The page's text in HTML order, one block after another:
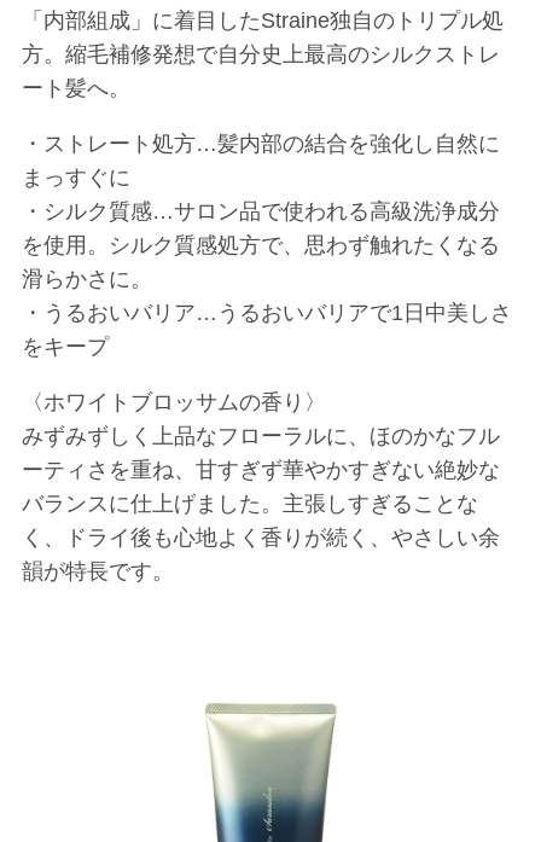
「内部組成」に着目したStraine独自のトリプル処
方。縮毛補修発想で自分史上最高のシルクストレ
ート髪へ。
・ストレート処方…髪内部の結合を強化し自然に
まっすぐに
・シルク質感…サロン品で使われる高級洗浄成分
を使用。シルク質感処方で、思わず触れたくなる
滑らかさに。
・うるおいバリア…うるおいバリアで1日中美しさ
をキープ
〈ホワイトブロッサムの香り〉
みずみずしく上品なフローラルに、ほのかなフル
ーティさを重ね、甘すぎず華やかすぎない絶妙な
バランスに仕上げました。主張しすぎることな
く、ドライ後も心地よく香りが続く、やさしい余
韻が特長です。